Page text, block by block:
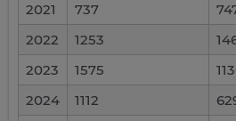
2021
737
2022
1253
2023
1575
2024
1112